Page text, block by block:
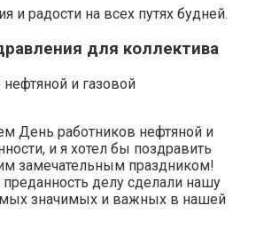
и радости на всех путях будней.
для коллектива
и газовой
День работников нефтяной и
и я хотел бы поздравить
замечательным праздником!
делу сделали нашу
значимых и важных в нашей